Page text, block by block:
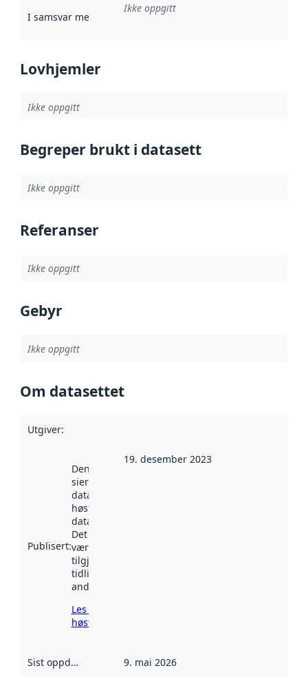
I samsvar med Referanse til en implementasjonsregel
Ikke oppgitt
Lovhjemler
Ikke oppgitt
Begreper brukt i datasett
Ikke oppgitt
Referanser
Ikke oppgitt
Gebyr
Ikke oppgitt
Om datasettet
Utgiver:
Publisert:
Denne datoen
sier når
datasettet ble
høstet av
data.norge.no.
Det kan ha
vært
tilgjengelig
tidligere
andre steder.
Les mer om
høsting her
19. desember 2023
Sist oppdatert 9. mai 2026